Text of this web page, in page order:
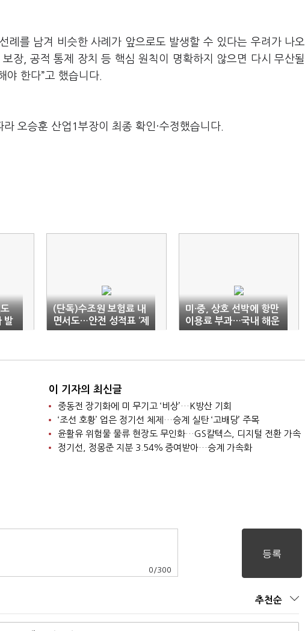
례를 남겨 비슷한 사례가 앞으로도 발생할 수 있다는 우려가 나오
장, 공적 통제 장치 등 핵심 원칙이 명확하지 않으면 다시 무산될
야 한다”고 했습니다.
오승훈 산업1부장이 최종 확인·수정했습니다.
발
(단독)수조원 보험료 내
면서도…안전 성적표 ‘제
자리’
미·중, 상호 선박에 항만
이용료 부과…국내 해운
업계 ‘촉각’
이 기자의 최신글
중동전 장기화에 미 무기고 ‘비상’…K방산 기회
‘조선 호황’ 업은 정기선 체제…승계 실탄 ‘고배당’ 주목
윤활유 위험물 물류 현장도 무인화…GS칼텍스, 디지털 전환 가속
정기선, 정몽준 지분 3.54％ 증여받아…승계 가속화
0 /300
추천순